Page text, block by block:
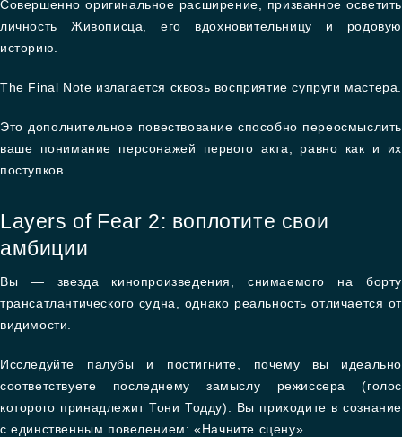
Совершенно оригинальное расширение, призванное осветить
личность Живописца, его вдохновительницу и родовую
историю.
The Final Note излагается сквозь восприятие супруги мастера.
Это дополнительное повествование способно переосмыслить
ваше понимание персонажей первого акта, равно как и их
поступков.
Layers of Fear 2: воплотите свои
амбиции
Вы — звезда кинопроизведения, снимаемого на борту
трансатлантического судна, однако реальность отличается от
видимости.
Исследуйте палубы и постигните, почему вы идеально
соответствуете последнему замыслу режиссера (голос
которого принадлежит Тони Тодду). Вы приходите в сознание
с единственным повелением: «Начните сцену».